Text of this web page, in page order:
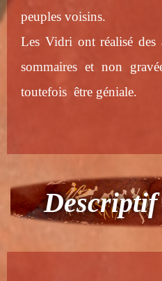
peuples voisins.
Les Vidri ont réalisé
sommaires et non
toutefois être géniale.